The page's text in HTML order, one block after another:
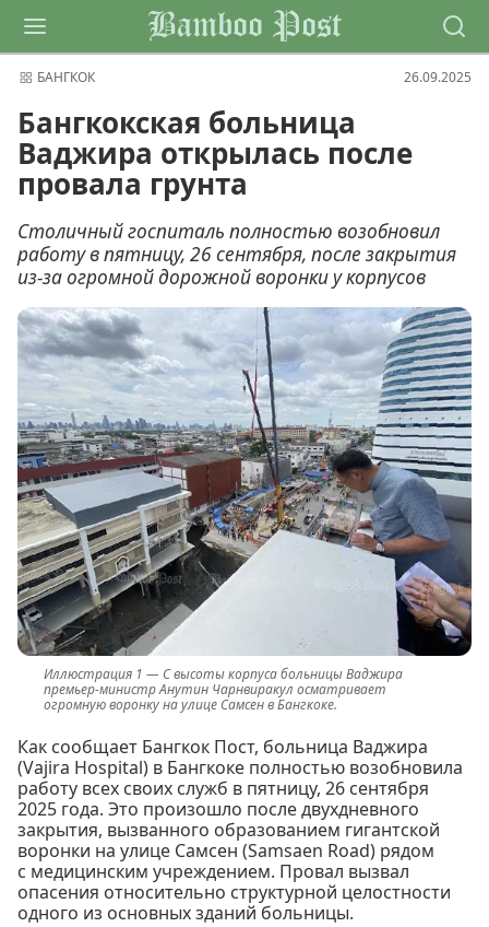
Bamboo Post
БАНГКОК 26.09.2025
Бангкокская больница
Ваджира открылась после
провала грунта
Столичный госпиталь полностью возобновил
работу в пятницу, 26 сентября, после закрытия
из-за огромной дорожной воронки у корпусов
С высоты корпуса больницы Ваджира
премьер-министр Анутин Чарнвиракул осматривает
огромную воронку на улице Самсен в Бангкоке.
Как сообщает Бангкок Пост, больница Ваджира
(Vajira Hospital) в Бангкоке полностью возобновила
работу всех своих служб в пятницу, 26 сентября
2025 года. Это произошло после двухдневного
закрытия, вызванного образованием гигантской
воронки на улице Самсен (Samsaen Road) рядом
с медицинским учреждением. Провал вызвал
опасения относительно структурной целостности
одного из основных зданий больницы.